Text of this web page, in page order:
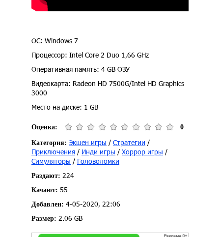
ОС: Windows 7
Процессор: Intel Core 2 Duo 1,66 GHz
Оперативная память: 4 GB ОЗУ
Видеокарта: Radeon HD 7500G/Intel HD Graphics
3000
Место на диске: 1 GB
Оценка: 0
Категория: Экшен игры / Стратегии /
Приключения / Инди игры / Хоррор игры /
Симуляторы / Головоломки
Раздают: 224
Качают: 55
Добавлен: 4-05-2020, 22:06
Размер: 2.06 GB